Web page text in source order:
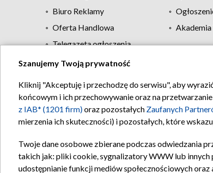
Biuro Reklamy
Oferta Handlowa
Telegazeta ogłoszenia
Regulamin
Szanujemy Twoją prywatność
Kliknij "Akceptuję i przechodzę do serwisu", aby
końcowym i ich przechowywanie oraz na
z IAB* (1201 firm)oraz pozostałych Zaufanych
mierzenia ich skuteczności) i pozostałych, które
Twoje dane osobowe zbierane podczas odwiedzania
takich jak: pliki cookie, sygnalizatory WWW lub innych
udostępnianie funkcji mediów społecznościowych oraz